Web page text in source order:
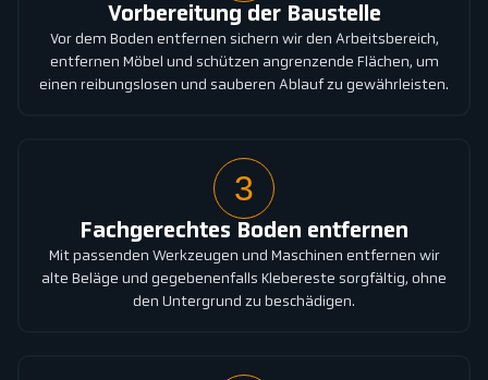
Vorbereitung der Baustelle
Vor dem Boden entfernen sichern wir den Arbeitsbereich,
entfernen Möbel und schützen angrenzende Flächen, um
einen reibungslosen und sauberen Ablauf zu gewährleisten.
3
Fachgerechtes Boden entfernen
Mit passenden Werkzeugen und Maschinen entfernen wir
alte Beläge und gegebenenfalls Klebereste sorgfältig, ohne
den Untergrund zu beschädigen.